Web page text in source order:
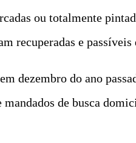
ou totalmente
recuperadas e
dezembro do ano
de busca